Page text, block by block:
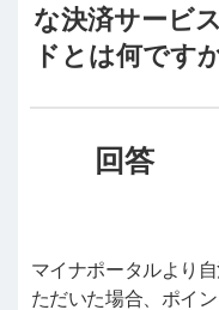
な決済サービ
ドとは何ですか
マイナポータルより
ただいた場合、ポイ